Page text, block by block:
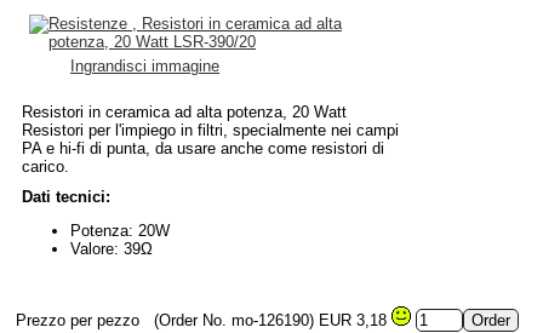
Ingrandisci immagine
Resistori in ceramica ad alta potenza, 20 Watt
Resistori per l'impiego in filtri, specialmente nei campi
PA e hi-fi di punta, da usare anche come resistori di
carico.
Dati tecnici:
Potenza: 20W
Valore: 39Ω
Prezzo per pezzo (Order No. mo-126190) EUR 3,18